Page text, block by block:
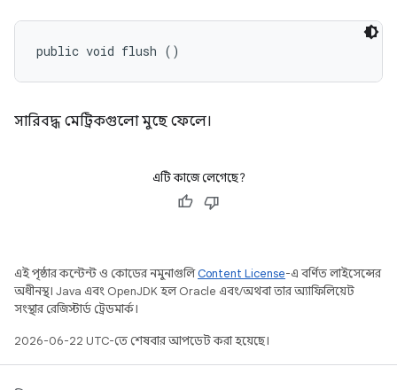
public void flush ()
সারিবদ্ধ মেট্রিকগুলো মুছে ফেলে।
এটি কাজে লেগেছে?
এই পৃষ্ঠার কন্টেন্ট ও কোডের নমুনাগুলিContent License-এ বর্ণিত লাইসেন্সের
অধীনস্থ। Java এবং OpenJDK হল Oracle এবং/অথবা তার অ্যাফিলিয়েট
সংস্থার রেজিস্টার্ড ট্রেডমার্ক।
2026-06-22 UTC-তে শেষবার আপডেট করা হয়েছে।